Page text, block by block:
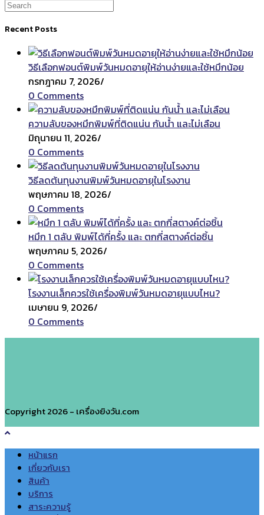
Recent Posts
วิธีเลือกฟอนต์พิมพ์วันหมดอายุให้อ่านง่ายและใช้หมึกน้อย
กรกฎาคม 7, 2026/
0 Comments
ความลับของหมึกพิมพ์ที่ติดแน่น กันน้ำ และไม่เลือน
มิถุนายน 11, 2026/
0 Comments
วิธีลดต้นทุนงานพิมพ์วันหมดอายุในโรงงาน
พฤษภาคม 18, 2026/
0 Comments
หมึก 1 ตลับ พิมพ์ได้กี่ครั้ง และ ตกกี่สตางค์ต่อชิ้น
พฤษภาคม 5, 2026/
0 Comments
โรงงานเล็กควรใช้เครื่องพิมพ์วันหมดอายุแบบไหน?
เมษายน 9, 2026/
0 Comments
Copyright 2026 - เครื่องยิงวัน.com
หน้าแรก
เกี่ยวกับเรา
สินค้า
บริการ
สาระความรู้